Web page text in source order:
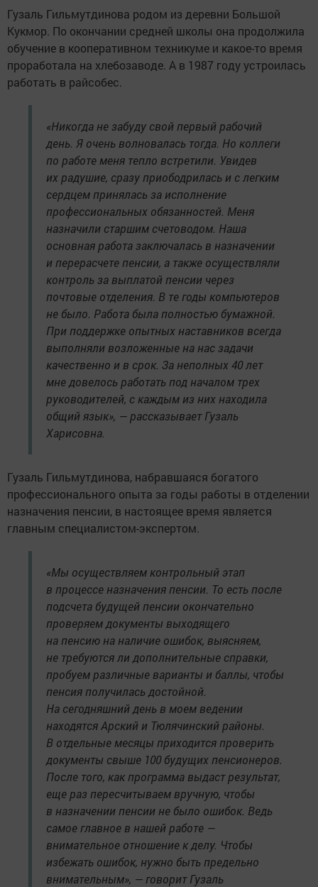
Гузаль Гильмутдинова родом из деревни Большой
Кукмор. По окончании средней школы она продолжила
обучение в кооперативном техникуме и какое-то время
проработала на хлебозаводе. А в 1987 году устроилась
работать в райсобес.
«Никогда не забуду свой первый рабочий
день. Я очень волновалась тогда. Но коллеги
по работе меня тепло встретили. Увидев
их радушие, сразу приободрилась и с легким
сердцем принялась за исполнение
профессиональных обязанностей. Меня
назначили старшим счетоводом. Наша
основная работа заключалась в назначении
и перерасчете пенсии, а также осуществляли
контроль за выплатой пенсии через
почтовые отделения. В те годы компьютеров
не было. Работа была полностью бумажной.
При поддержке опытных наставников всегда
выполняли возложенные на нас задачи
качественно и в срок. За неполных 40 лет
мне довелось работать под началом трех
руководителей, с каждым из них находила
общий язык», — рассказывает Гузаль
Харисовна.
Гузаль Гильмутдинова, набравшаяся богатого
профессионального опыта за годы работы в отделении
назначения пенсии, в настоящее время является
главным специалистом-экспертом.
«Мы осуществляем контрольный этап
в процессе назначения пенсии. То есть после
подсчета будущей пенсии окончательно
проверяем документы выходящего
на пенсию на наличие ошибок, выясняем,
не требуются ли дополнительные справки,
пробуем различные варианты и баллы, чтобы
пенсия получилась достойной.
На сегодняшний день в моем ведении
находятся Арский и Тюлячинский районы.
В отдельные месяцы приходится проверить
документы свыше 100 будущих пенсионеров.
После того, как программа выдаст результат,
еще раз пересчитываем вручную, чтобы
в назначении пенсии не было ошибок. Ведь
самое главное в нашей работе —
внимательное отношение к делу. Чтобы
избежать ошибок, нужно быть предельно
внимательным», — говорит Гузаль